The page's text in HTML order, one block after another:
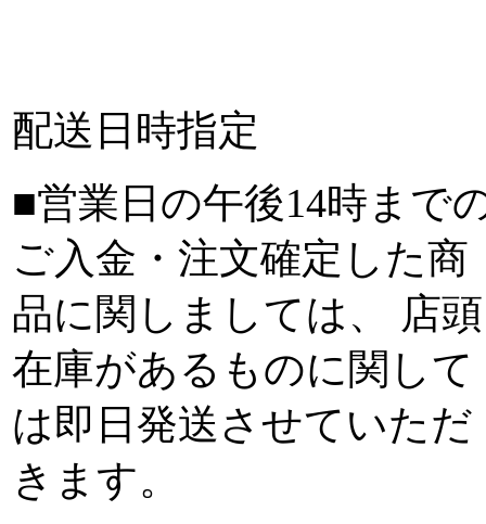
配送日時指定
■営業日の午後14時まで
ご入金・注文確定した商
品に関しましては、 店頭
在庫があるものに関して
は即日発送させていただ
きます。